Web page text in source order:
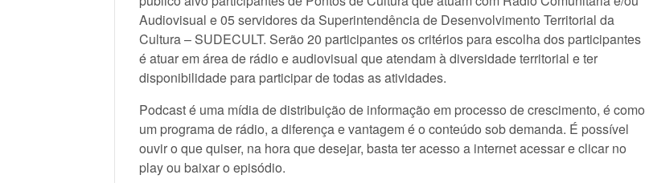
Audiovisual e 05 servidores da Superintendência de Desenvolvimento Territorial da
Cultura – SUDECULT. Serão 20 participantes os critérios para escolha dos participantes
é atuar em área de rádio e audiovisual que atendam à diversidade territorial e ter
disponibilidade para participar de todas as atividades.
Podcast é uma mídia de distribuição de informação em processo de crescimento, é como
um programa de rádio, a diferença e vantagem é o conteúdo sob demanda. É possível
ouvir o que quiser, na hora que desejar, basta ter acesso a internet acessar e clicar no
play ou baixar o episódio.